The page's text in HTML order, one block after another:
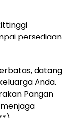
persediaan
datang
Anda.
Pangan